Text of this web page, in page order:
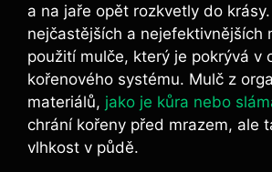
a na jaře opět rozkvetly do
nejčastějších a nejefektivnějších
použití mulče, který je pokrývá v
kořenového systému. Mulč z
materiálů, jako je kůra nebo
chrání kořeny před mrazem, ale
vlhkost v půdě.